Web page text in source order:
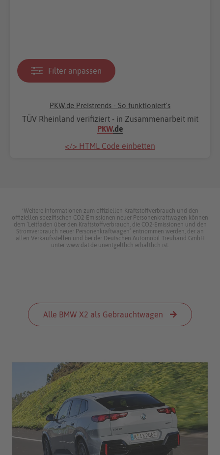
Filter anpassen
PKW.de Preistrends - So funktioniert's
TÜV Rheinland verifiziert - in Zusammenarbeit mit
PKW.de
</> HTML Code einbetten
*Weitere Informationen zum offiziellen Kraftstoffverbrauch und den
offiziellen spezifischen CO2-Emissionen neuer Personenkraftwagen können
dem ‘Leitfaden über den Kraftstoffverbrauch, die CO2-Emissionen und den
Stromverbrauch neuer Personenkraftwagen’ entnommen werden, der an
allen Verkaufsstellen und bei der Deutschen Automobil Treuhand GmbH
unter www.dat.de unentgeltlich erhältlich ist.
Alle BMW X2 als Gebrauchtwagen